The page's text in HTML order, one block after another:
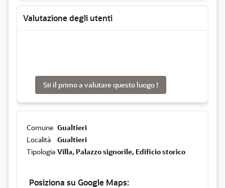
Valutazione degli utenti
Sii il primo a valutare questo luogo !
Comune Gualtieri
Località
Gualtieri
Tipologia Villa, Palazzo signorile, Edificio storico
Posiziona su Google Maps: